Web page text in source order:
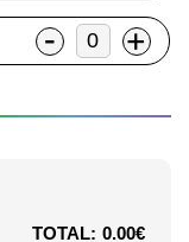
- +
TOTAL: 0.00€